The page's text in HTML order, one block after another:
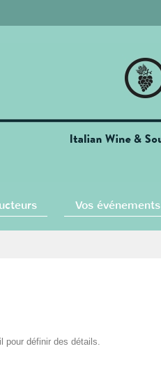
Vos événements
pour définir des détails.